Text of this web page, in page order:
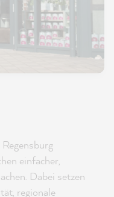
einfacher,
Dabei setzen
regionale